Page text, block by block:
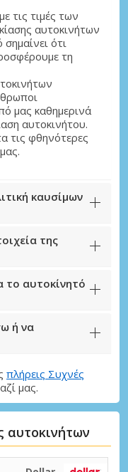
τις τιμές των
αυτοκινήτων
ότι
τη
μας καθημερινά
αυτοκινήτου.
τις φθηνότερες
καυσίμων
της
αυτοκίνητό
ή να
πλήρεις Συχνές
μας.
αυτοκινήτων